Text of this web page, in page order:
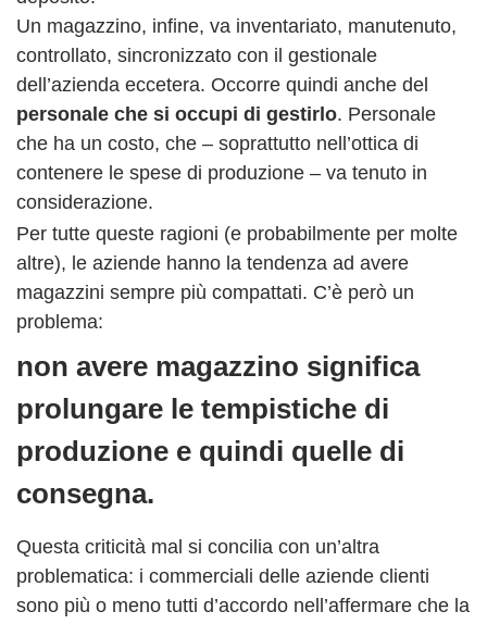
Un magazzino, infine, va inventariato, manutenuto,
controllato, sincronizzato con il gestionale
dell’azienda eccetera. Occorre quindi anche del
personale che si occupi di gestirlo. Personale
che ha un costo, che – soprattutto nell’ottica di
contenere le spese di produzione – va tenuto in
considerazione.
Per tutte queste ragioni (e probabilmente per molte
altre), le aziende hanno la tendenza ad avere
magazzini sempre più compattati. C’è però un
problema:
non avere magazzino significa
prolungare le tempistiche di
produzione e quindi quelle di
consegna.
Questa criticità mal si concilia con un’altra
problematica: i commerciali delle aziende clienti
sono più o meno tutti d’accordo nell’affermare che la